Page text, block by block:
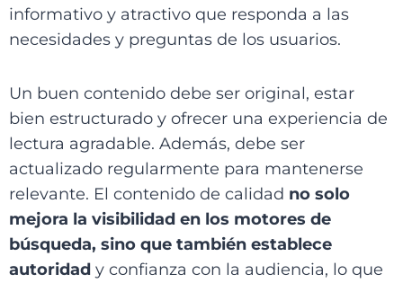
informativo y atractivo que responda a las
necesidades y preguntas de los usuarios.
Un buen contenido debe ser original, estar
bien estructurado y ofrecer una experiencia de
lectura agradable. Además, debe ser
actualizado regularmente para mantenerse
relevante. El contenido de calidad no solo
mejora la visibilidad en los motores de
búsqueda, sino que también establece
autoridad y confianza con la audiencia, lo que